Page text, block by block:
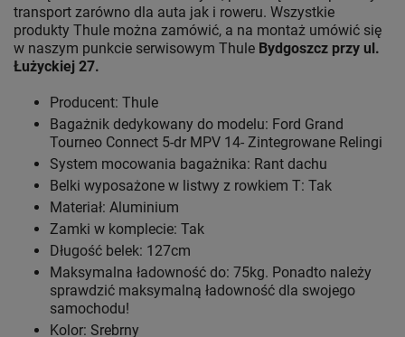
transport zarówno dla auta jak i roweru. Wszystkie
produkty Thule można zamówić, a na montaż umówić się
w naszym punkcie serwisowym Thule Bydgoszcz przy ul.
Łużyckiej 27.
Producent: Thule
Bagażnik dedykowany do modelu: Ford Grand
Tourneo Connect 5-dr MPV 14- Zintegrowane Relingi
System mocowania bagażnika: Rant dachu
Belki wyposażone w listwy z rowkiem T: Tak
Materiał: Aluminium
Zamki w komplecie: Tak
Długość belek: 127cm
Maksymalna ładowność do: 75kg. Ponadto należy
sprawdzić maksymalną ładowność dla swojego
samochodu!
Kolor: Srebrny